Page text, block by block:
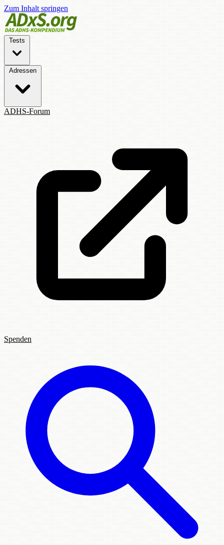
Zum Inhalt springen
Tests
Adressen
ADHS-Forum
Spenden